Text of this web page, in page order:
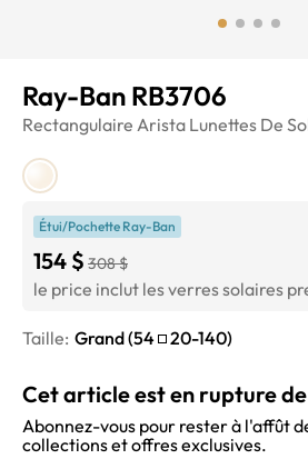
Ray-Ban RB3706
Rectangulaire Arista Lunettes De
Étui/Pochette Ray-Ban
154 $ 308 $
le price inclut les verres solaires
Taille: Grand(54 20-140)
Cet article est en rupture
Abonnez-vous pour rester à l'affût
collections et offres exclusives.